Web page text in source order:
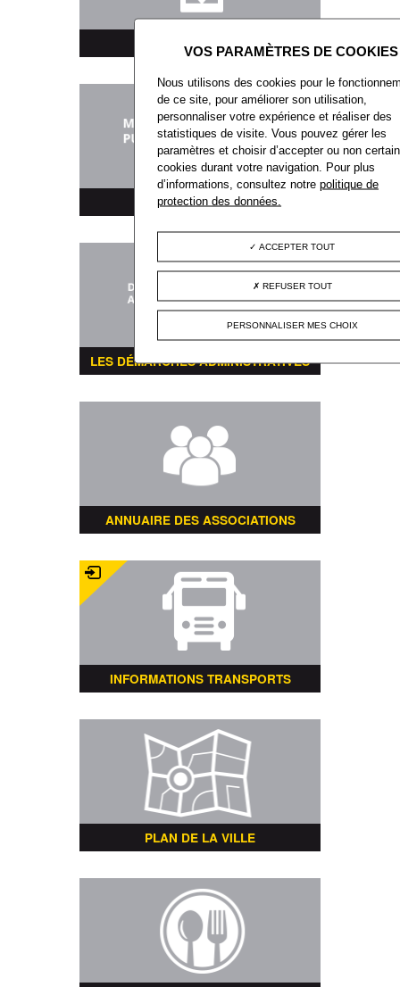
TÉLÉCHARGEMENT
MARCHÉS PUBLICS
LES DÉMARCHES ADMINISTRATIVES
ANNUAIRE DES ASSOCIATIONS
INFORMATIONS TRANSPORTS
PLAN DE LA VILLE
Nous utilisons des cookies pour le
de ce site, pour améliorer son utilisation,
personnaliser votre expérience et réaliser des
statistiques de visite. Vous pouvez gérer les
paramètres et choisir d’accepter ou non
cookies durant votre navigation. Pour plus
d’informations, consultez notrepolitique de
protection des données.
ACCEPTER TOUT
REFUSER TOUT
PERSONNALISER MES CHOIX